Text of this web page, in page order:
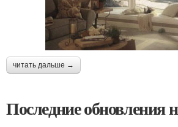
читать дальше →
Последние обновления